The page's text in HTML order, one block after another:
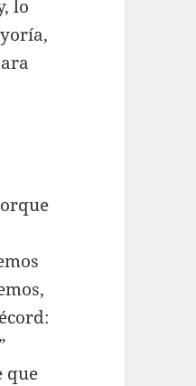
lo
que